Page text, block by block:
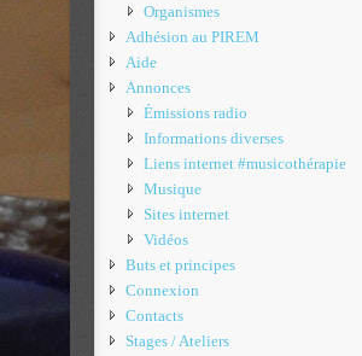
Organismes
Adhésion au PIREM
Aide
Annonces
Émissions radio
Informations diverses
Liens internet #musicothérapie
Musique
Sites internet
Vidéos
Buts et principes
Connexion
Contacts
Stages / Ateliers